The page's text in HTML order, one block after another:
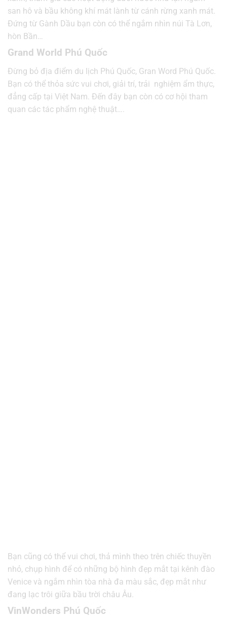
san hô và bầu không khí mát lành từ cánh rừng xanh mát.
Đứng từ Gành Dầu bạn còn có thể ngắm nhìn núi Tà Lơn,
hòn Bần…
Grand World Phú Quốc
Đừng bỏ địa điểm du lịch Phú Quốc, Gran Word Phú Quốc.
Bạn có thể thỏa sức vui chơi, giải trí, trải nghiệm ẩm thực,
đẳng cấp tại Việt Nam. Đến đây bạn còn có cơ hội tham
quan các tác phẩm nghệ thuật….
Bạn cũng có thể vui chơi, thả mình theo trên chiếc thuyền
nhỏ, chụp hình để có những bộ hình đẹp mắt tại kênh đào
Venice và ngắm nhìn tòa nhà đa màu sắc, đẹp mắt như
đang lạc trôi giữa bầu trời châu Âu.
VinWonders Phú Quốc